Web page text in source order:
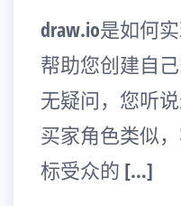
draw.io是如何
帮助您创建自
无疑问，您听
买家角色类似
标受众的 […]